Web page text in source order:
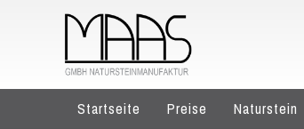
Startseite Preise Naturstein